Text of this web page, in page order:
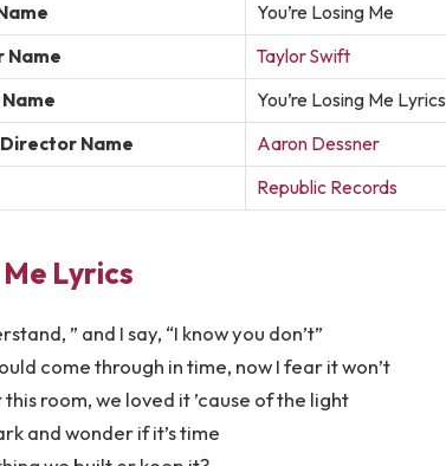
You’re Losing Me
Name
Taylor Swift
You’re Losing Me Lyrics
Director Name
Aaron Dessner
Republic Records
Me Lyrics
” and I say, “I know you don’t”
come through in time, now I fear it won’t
room, we loved it ’cause of the light
and wonder if it’s time